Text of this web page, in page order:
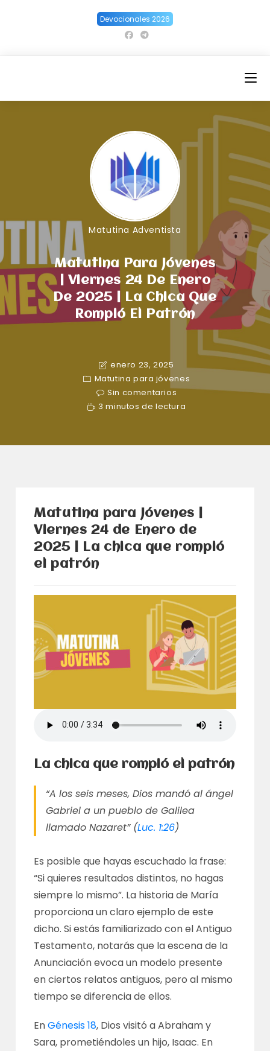
Devocionales 2026
Matutina Adventista
Matutina Para Jóvenes
| Viernes 24 De Enero
De 2025 | La Chica Que
Rompió El Patrón
enero 23, 2025
Matutina para jóvenes
Sin comentarios
3 minutos de lectura
Matutina para Jóvenes |
Viernes 24 de Enero de
2025 | La chica que rompió
el patrón
La chica que rompió el patrón
“A los seis meses, Dios mandó al ángel
Gabriel a un pueblo de Galilea
llamado Nazaret” (Luc. 1:26)
Es posible que hayas escuchado la frase:
“Si quieres resultados distintos, no hagas
siempre lo mismo”. La historia de María
proporciona un claro ejemplo de este
dicho. Si estás familiarizado con el Antiguo
Testamento, notarás que la escena de la
Anunciación evoca un modelo presente
en ciertos relatos antiguos, pero al mismo
tiempo se diferencia de ellos.
EnGénesis 18, Dios visitó a Abraham y
Sara, prometiéndoles un hijo, Isaac. En